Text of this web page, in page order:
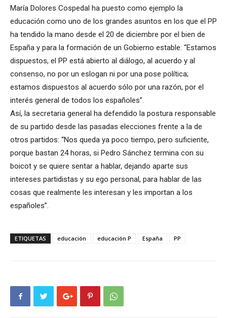
María Dolores Cospedal ha puesto como ejemplo la
educación como uno de los grandes asuntos en los que el PP
ha tendido la mano desde el 20 de diciembre por el bien de
España y para la formación de un Gobierno estable: “Estamos
dispuestos, el PP está abierto al diálogo, al acuerdo y al
consenso, no por un eslogan ni por una pose política;
estamos dispuestos al acuerdo sólo por una razón, por el
interés general de todos los españoles”.
Así, la secretaria general ha defendido la postura responsable
de su partido desde las pasadas elecciones frente a la de
otros partidos: “Nos queda ya poco tiempo, pero suficiente,
porque bastan 24 horas, si Pedro Sánchez termina con su
boicot y se quiere sentar a hablar, dejando aparte sus
intereses partidistas y su ego personal, para hablar de las
cosas que realmente les interesan y les importan a los
españoles”.
ETIQUETAS educación educación P España PP